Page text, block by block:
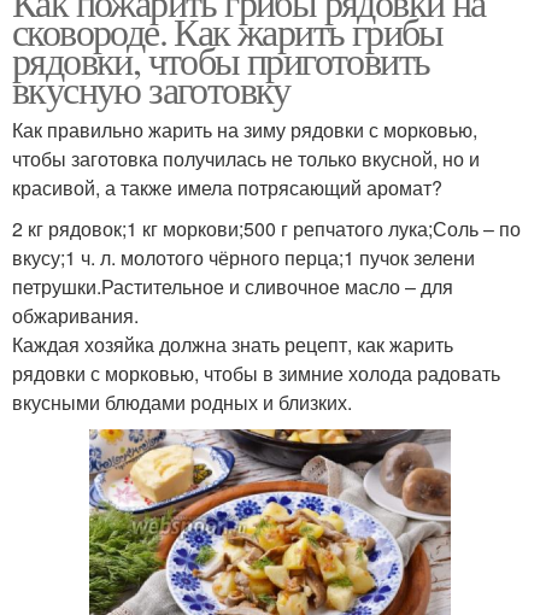
сковороде. Как жарить грибы
рядовки, чтобы приготовить
вкусную заготовку
Как правильно жарить на зиму рядовки с морковью,
чтобы заготовка получилась не только вкусной, но и
красивой, а также имела потрясающий аромат?
2 кг рядовок;1 кг моркови;500 г репчатого лука;Соль – по
вкусу;1 ч. л. молотого чёрного перца;1 пучок зелени
петрушки.Растительное и сливочное масло – для
обжаривания.
Каждая хозяйка должна знать рецепт, как жарить
рядовки с морковью, чтобы в зимние холода радовать
вкусными блюдами родных и близких.